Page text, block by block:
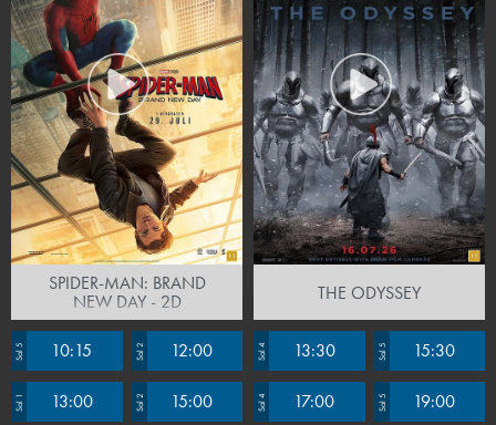
SPIDER-MAN: BRAND
NEW DAY - 2D
Sal 5 10:15 Sal 2 12:00
Sal 1 13:00 Sal 2 15:00
THE ODYSSEY
Sal 4 13:30 Sal 5 15:30
Sal 4 17:00 Sal 5 19:00